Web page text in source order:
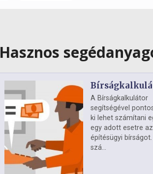
Hasznos
A Bírságkalkulátor
segítségével
ki lehet számítani
egy adott esetre az
építésügyi
szá...